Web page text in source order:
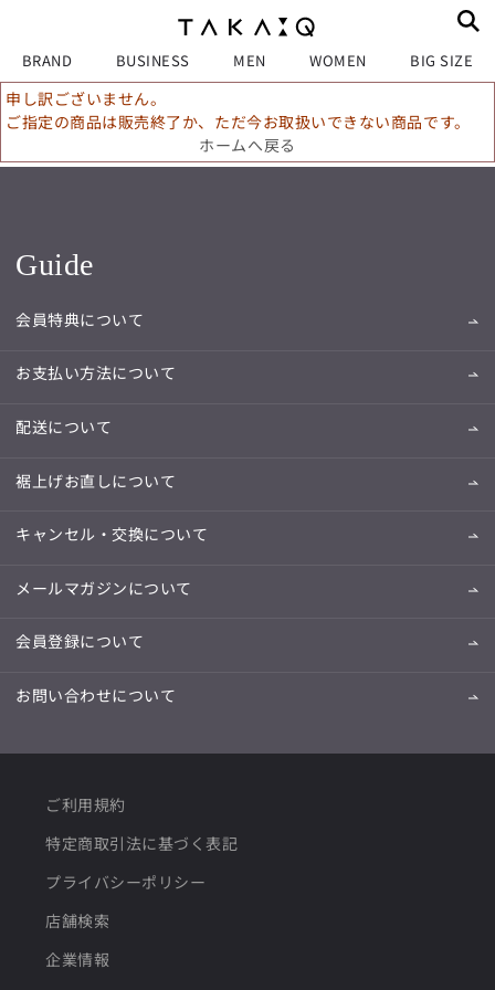
BRAND BUSINESS MEN WOMEN BIG SIZE
申し訳ございません。
ご指定の商品は販売終了か、ただ今お取扱いできない商品です。
ホームへ戻る
Guide
会員特典について
お支払い方法について
配送について
裾上げお直しについて
キャンセル・交換について
メールマガジンについて
会員登録について
お問い合わせについて
ご利用規約
特定商取引法に基づく表記
プライバシーポリシー
店舗検索
企業情報